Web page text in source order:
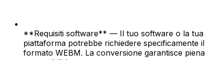
**Requisiti software** — Il tuo software o la tua
piattaforma potrebbe richiedere specificamente il
formato WEBM. La conversione garantisce piena